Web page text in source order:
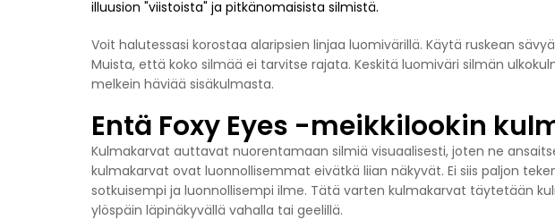
illuusion "viistoista" ja pitkänomaisista silmistä.
Voit halutessasi korostaa alaripsien linjaa luomivärillä. Käytä ruskean
Muista, että koko silmää ei tarvitse rajata. Keskitä luomiväri silmän
melkein häviää sisäkulmasta.
Entä Foxy Eyes -meikkilookin
Kulmakarvat auttavat nuorentamaan silmiä visuaalisesti, joten ne
kulmakarvat ovat luonnollisemmat eivätkä liian näkyvät. Ei siis paljon
sotkuisempi ja luonnollisempi ilme. Tätä varten kulmakarvat täytetään
ylöspäin läpinäkyvällä vahalla tai geelillä.